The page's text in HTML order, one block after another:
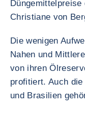
Christiane von
Die wenigen
Nahen und
von ihren
profitiert. Auch
und Brasilien